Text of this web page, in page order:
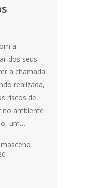
a
dos seus
a chamada
realizada,
riscos de
no ambiente
um…